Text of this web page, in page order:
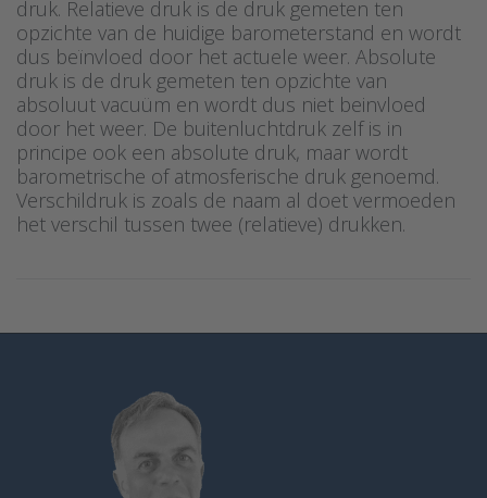
druk. Relatieve druk is de druk gemeten ten
opzichte van de huidige barometerstand en wordt
dus beïnvloed door het actuele weer. Absolute
druk is de druk gemeten ten opzichte van
absoluut vacuüm en wordt dus niet beinvloed
door het weer. De buitenluchtdruk zelf is in
principe ook een absolute druk, maar wordt
barometrische of atmosferische druk genoemd.
Verschildruk is zoals de naam al doet vermoeden
het verschil tussen twee (relatieve) drukken.